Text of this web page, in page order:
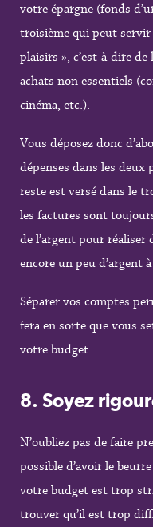
votre épargne (fonds
troisième qui peut
plaisirs », c’est-à-dire
achats non essentiels
cinéma, etc.).
Vous déposez donc
dépenses dans les
reste est versé dans le
les factures sont
de l’argent pour réaliser
encore un peu d’argent
Séparer vos comptes
fera en sorte que vous
votre budget.
8. Soyez
N’oubliez pas de faire
possible d’avoir le
votre budget est trop
trouver qu’il est trop